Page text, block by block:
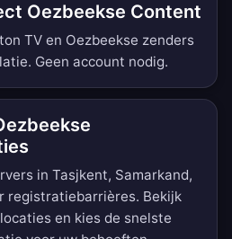
Oezbeekse Content
TV en Oezbeekse zenders
Geen account nodig.
in Tasjkent, Samarkand,
registratiebarrières. Bekijk
en kies de snelste